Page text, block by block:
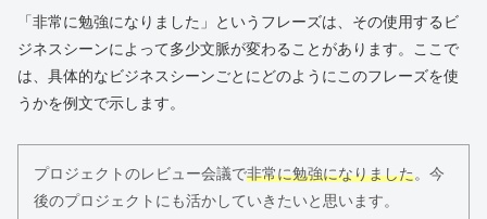
「非常に勉強になりました」というフレーズは、その使用するビ
ジネスシーンによって多少文脈が変わることがあります。ここで
は、具体的なビジネスシーンごとにどのようにこのフレーズを使
うかを例文で示します。
プロジェクトのレビュー会議で非常に勉強になりました。今
後のプロジェクトにも活かしていきたいと思います。